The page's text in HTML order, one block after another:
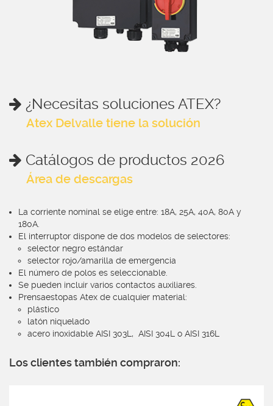
¿Necesitas soluciones ATEX?
Atex Delvalle tiene la solución
Catálogos de productos 2026
Área de descargas
La corriente nominal se elige entre: 18A, 25A, 40A, 80A y
180A.
El interruptor dispone de dos modelos de selectores:
selector negro estándar
selector rojo/amarilla de emergencia
El número de polos es seleccionable.
Se pueden incluir varios contactos auxiliares.
Prensaestopas Atex de cualquier material:
plástico
latón niquelado
acero inoxidable AISI 303L, AISI 304L o AISI 316L
Los clientes también compraron: